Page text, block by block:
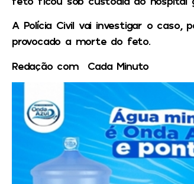
A Polícia Civil vai investigar o
provocado a morte do feto.
Redação com Cada Minuto